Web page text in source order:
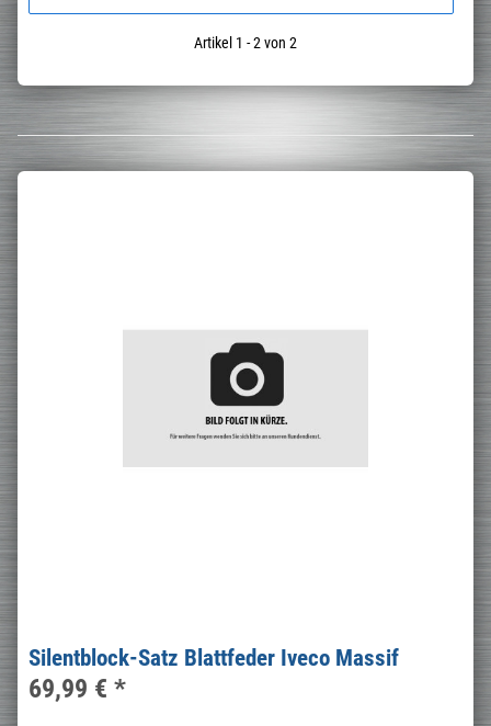
Artikel 1 - 2 von 2
Silentblock-Satz Blattfeder Iveco Massif
69,99 € *